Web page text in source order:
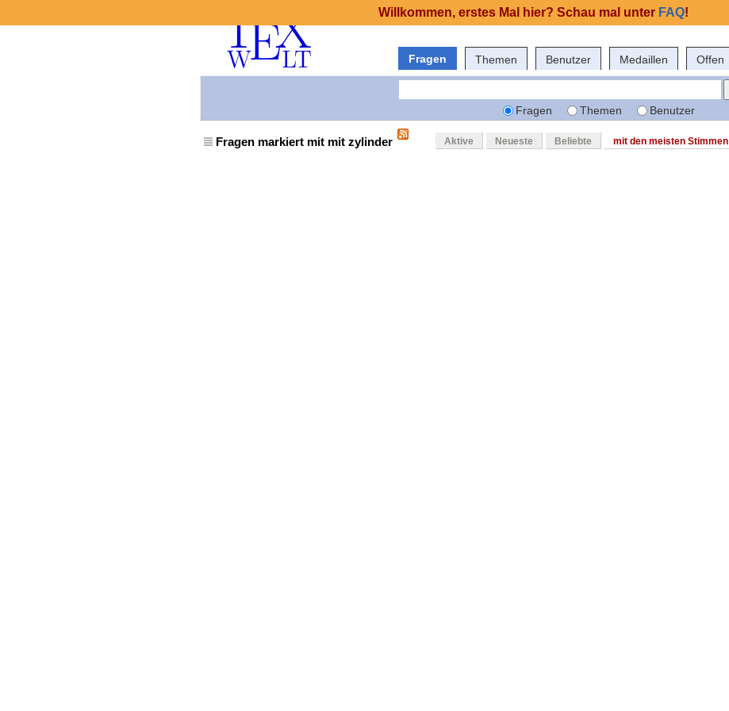
Fragen Themen Benutzer Medaillen Offen
Fragen Themen Benutzer
Fragen markiert mit mit zylinder Aktive Neueste Beliebte mit den meisten Stimmen
Willkommen, erstes Mal hier? Schau mal unter FAQ!